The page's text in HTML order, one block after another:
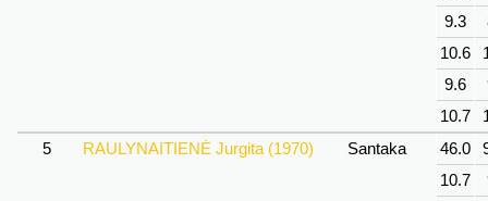
9.3
10.6
9.6
10.7
5
RAULYNAITIENĖ Jurgita (1970) Santaka 46.0
10.7